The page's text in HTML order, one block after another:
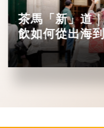
茶馬「新」道
飲如何從出海